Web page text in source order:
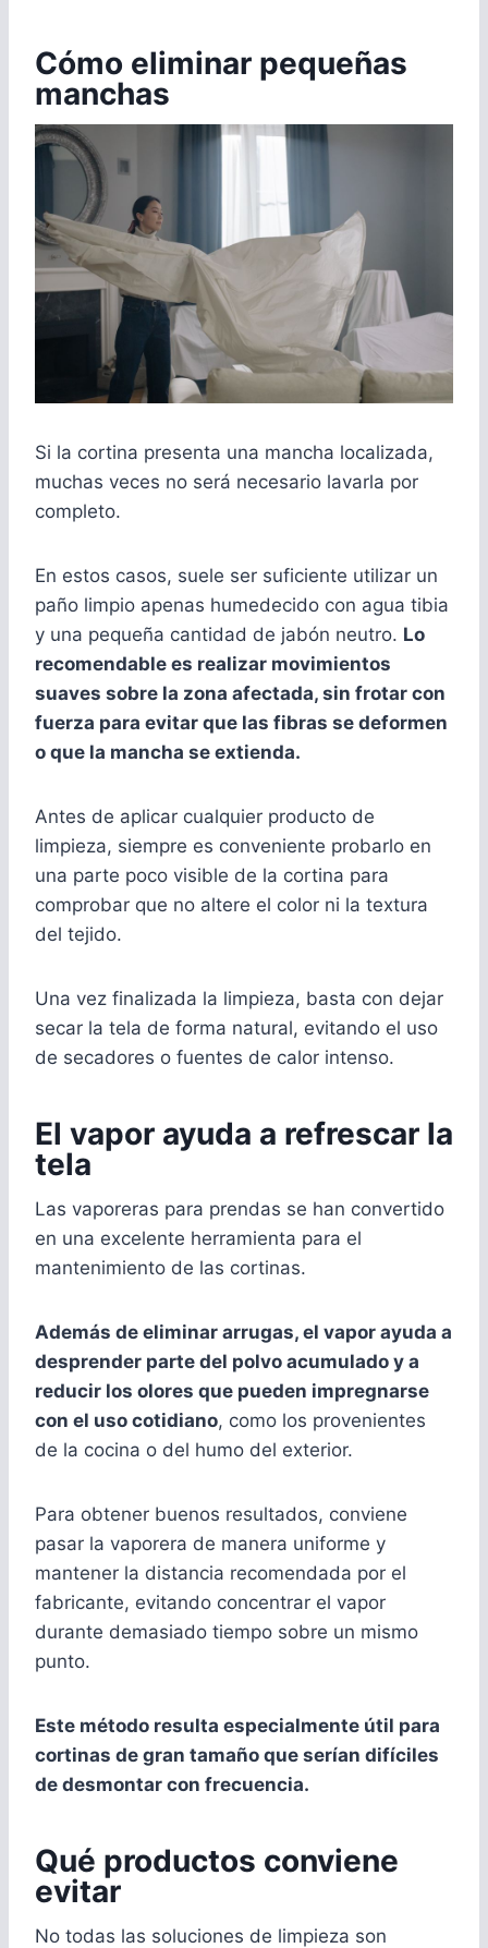
Cómo eliminar pequeñas
manchas
Si la cortina presenta una mancha localizada,
muchas veces no será necesario lavarla por
completo.
En estos casos, suele ser suficiente utilizar un
paño limpio apenas humedecido con agua tibia
y una pequeña cantidad de jabón neutro. Lo
recomendable es realizar movimientos
suaves sobre la zona afectada, sin frotar con
fuerza para evitar que las fibras se deformen
o que la mancha se extienda.
Antes de aplicar cualquier producto de
limpieza, siempre es conveniente probarlo en
una parte poco visible de la cortina para
comprobar que no altere el color ni la textura
del tejido.
Una vez finalizada la limpieza, basta con dejar
secar la tela de forma natural, evitando el uso
de secadores o fuentes de calor intenso.
El vapor ayuda a refrescar la
tela
Las vaporeras para prendas se han convertido
en una excelente herramienta para el
mantenimiento de las cortinas.
Además de eliminar arrugas, el vapor ayuda a
desprender parte del polvo acumulado y a
reducir los olores que pueden impregnarse
con el uso cotidiano, como los provenientes
de la cocina o del humo del exterior.
Para obtener buenos resultados, conviene
pasar la vaporera de manera uniforme y
mantener la distancia recomendada por el
fabricante, evitando concentrar el vapor
durante demasiado tiempo sobre un mismo
punto.
Este método resulta especialmente útil para
cortinas de gran tamaño que serían difíciles
de desmontar con frecuencia.
Qué productos conviene
evitar
No todas las soluciones de limpieza son